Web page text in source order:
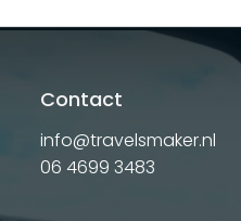
Contact
info@travelsmaker.nl
06 4699 3483